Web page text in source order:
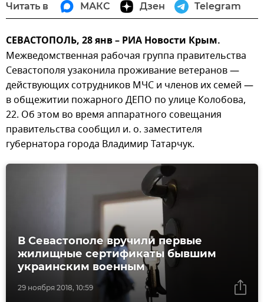
Читать в МАКС Дзен Telegram
СЕВАСТОПОЛЬ, 28 янв – РИА Новости Крым.
Межведомственная рабочая группа правительства
Севастополя узаконила проживание ветеранов —
действующих сотрудников МЧС и членов их семей —
в общежитии пожарного ДЕПО по улице Колобова,
22. Об этом во время аппаратного совещания
правительства сообщил и. о. заместителя
губернатора города Владимир Татарчук.
29 ноября 2018, 10:59
В Севастополе вручили первые
жилищные сертификаты бывшим
украинским военным